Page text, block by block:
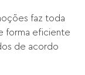
faz toda
forma eficiente
de acordo